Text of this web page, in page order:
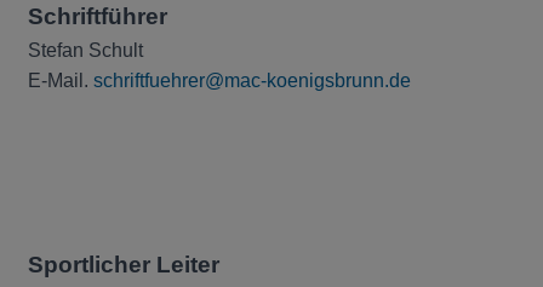
Schriftführer
Stefan Schult
E-Mail. schriftfuehrer@mac-koenigsbrunn.de
Sportlicher Leiter